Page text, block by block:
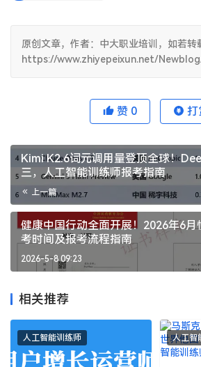
原创文章，作者：中大职业培训，如若转
https://www.zhiyepeixun.net/
赞 0 打
Kimi K2.6词元调用量登顶全球！
三，人工智能训练师报考指南
上一篇
健康中国行动全面开展！2026年6月
考时间及报考流程指南
2026-5-8 09:23
相关推荐
人工智能训练师 人工智